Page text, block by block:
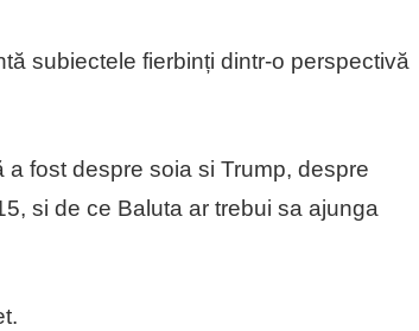
subiectele fierbinți dintr-o perspectivă
fost despre soia si Trump, despre
si de ce Baluta ar trebui sa ajunga